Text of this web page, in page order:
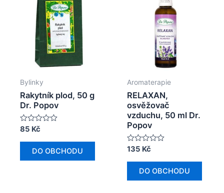
Bylinky
Rakytník plod, 50 g
Dr. Popov
Hodnocení
z
85 Kč
DO OBCHODU
Aromaterapie
RELAXAN,
osvěžovač
vzduchu, 50 ml Dr.
Popov
Hodnocení
z
135 Kč
DO OBCHODU